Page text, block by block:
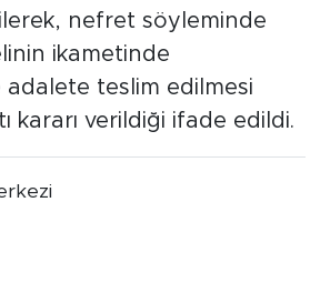
nefret söyleminde
ikametinde
adalete teslim edilmesi
kararı verildiği ifade edildi.